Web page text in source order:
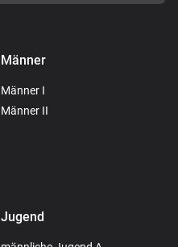
Männer
Männer I
Männer II
Jugend